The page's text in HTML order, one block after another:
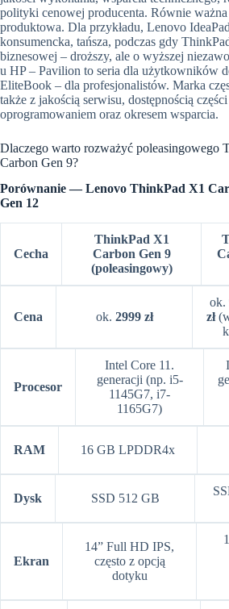
polityki cenowej producenta. Równie
produktowa. Dla przykładu, Lenovo
konsumencka, tańsza, podczas gdy
biznesowej – droższy, ale o wyższej
u HP – Pavilion to seria dla użytkowników
EliteBook – dla profesjonalistów. Marka
także z jakością serwisu, dostępnością
oprogramowaniem oraz okresem wsparcia.
Dlaczego warto rozważyć poleasingowego
Carbon Gen 9?
Porównanie — Lenovo ThinkPad X1
Gen 12
Cecha
ThinkPad X1
Carbon Gen 9
(poleasingowy)
Cena ok. 2999 zł
ok.
zł
Procesor
Intel Core 11.
generacji (np. i5-
1145G7, i7-
1165G7)
RAM 16 GB LPDDR4x
Dysk SSD 512 GB
Ekran
14” Full HD IPS,
często z opcją
dotyku